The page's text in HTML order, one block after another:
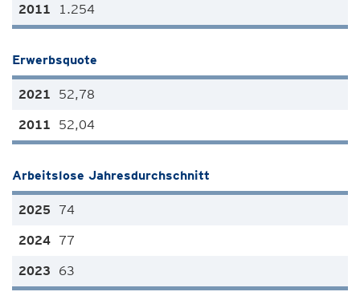
1.254
Erwerbsquote
52,78
52,04
Arbeitslose Jahresdurchschnitt
74
77
63